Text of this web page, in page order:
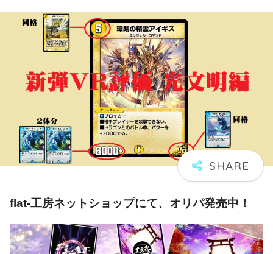
flat-工房ネットショップにて、オリパ発売中！